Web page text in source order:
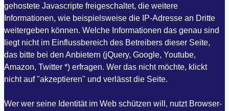
gehostete Javascripte freigeschaltet, die weitere
Informationen, wie beispielsweise die IP-Adresse an Dritte
weitergeben können. Welche Informationen das genau sind
liegt nicht im Einflussbereich des Betreibers dieser Seite,
das bitte bei den Anbietern (jQuery, Google, Youtube,
Amazon, Twitter *) erfragen. Wer das nicht möchte, klickt
nicht auf "akzeptieren" und verlässt die Seite.
Wer wer seine Identität im Web schützen will, nutzt Browser-